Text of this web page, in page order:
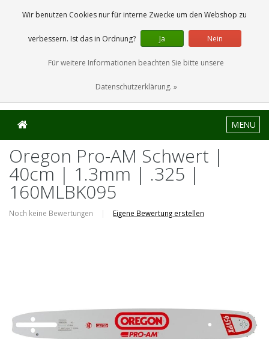
0 Artikel
MENU
Oregon Pro-AM Schwert |
40cm | 1.3mm | .325 |
160MLBK095
Noch keine Bewertungen | Eigene Bewertung erstellen
Wir benutzen Cookies nur für interne Zwecke um den Webshop zu
verbessern. Ist das in Ordnung? Ja Nein
Für weitere Informationen beachten Sie bitte unsere
Datenschutzerklärung. »